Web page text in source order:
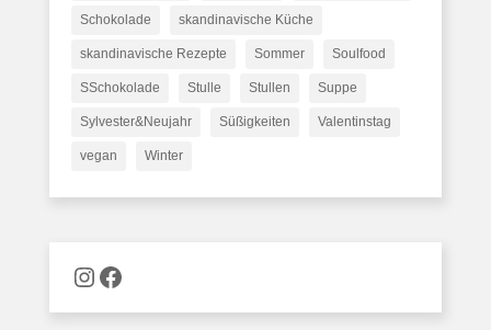
Schokolade skandinavische Küche
skandinavische Rezepte Sommer Soulfood
SSchokolade Stulle Stullen Suppe
Sylvester&Neujahr Süßigkeiten Valentinstag
vegan Winter
Naschware auf Instagram Facebook